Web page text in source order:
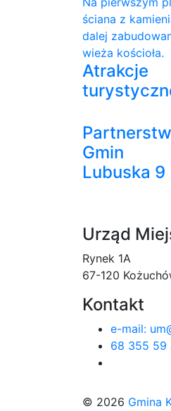
Atrakcje
Gmin
Lubuska 9
Urząd
Rynek 1A
67-120
Kontakt
e-mail:
68 355 59
© 2026 Gmina